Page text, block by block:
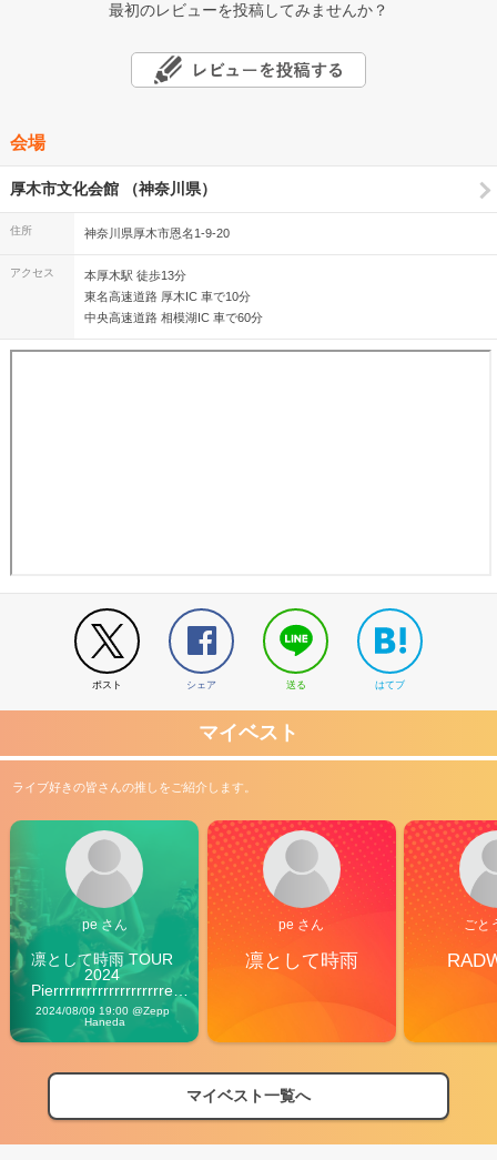
最初のレビューを投稿してみませんか？
会場
厚木市文化会館 （神奈川県）
住所 神奈川県厚木市恩名1-9-20
アクセス
本厚木駅 徒歩13分
東名高速道路 厚木IC 車で10分
中央高速道路 相模湖IC 車で60分
ポスト シェア 送る はてブ
マイベスト
ライブ好きの皆さんの推しをご紹介します。
pe さん
凛として時雨 TOUR
2024
Pierrrrrrrrrrrrrrrrrrrre
Vibes
2024/08/09 19:00 @Zepp
Haneda
pe さん
凛として時雨
ごと
マイベスト一覧へ
【フェス特集2026】フェス情報はここから！
【ライブ動員ランキング】2026年上半期編発表！